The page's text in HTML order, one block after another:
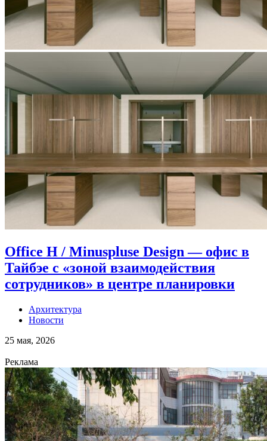
Office H / Minuspluse Design — офис в
Тайбэе с «зоной взаимодействия
сотрудников» в центре планировки
Архитектура
Новости
25 мая, 2026
Реклама